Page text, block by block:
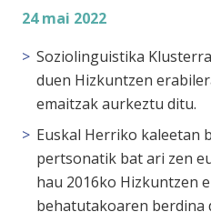
24 mai 2022
Soziolinguistika
duen Hizkuntzen
emaitzak aurkeztu ditu.
Euskal Herriko kaleetan
pertsonatik bat ari zen
hau 2016ko Hizkuntzen
behatutakoaren berdina